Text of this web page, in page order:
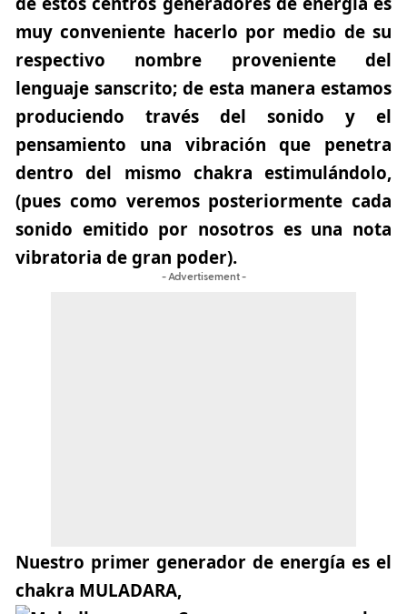
muy conveniente hacerlo por medio de su
respectivo nombre proveniente del
lenguaje sanscrito; de esta manera estamos
produciendo través del sonido y el
pensamiento una vibración que penetra
dentro del mismo chakra estimulándolo,
(pues como veremos posteriormente cada
sonido emitido por nosotros es una nota
vibratoria de gran poder).
- Advertisement -
Nuestro primer generador de energía es el
chakra MULADARA,